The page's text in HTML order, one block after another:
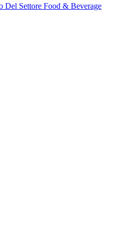
Del Settore Food & Beverage